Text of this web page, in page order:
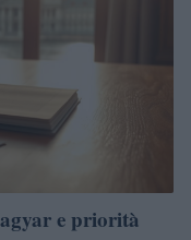
e priorità